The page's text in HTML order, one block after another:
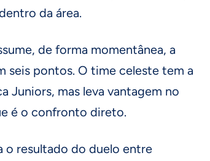
da área.
de forma momentânea, a
seis pontos. O time celeste tem a
Juniors, mas leva vantagem no
é o confronto direto.
o resultado do duelo entre